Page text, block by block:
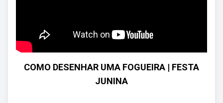
COMO DESENHAR UMA FOGUEIRA | FESTA
JUNINA